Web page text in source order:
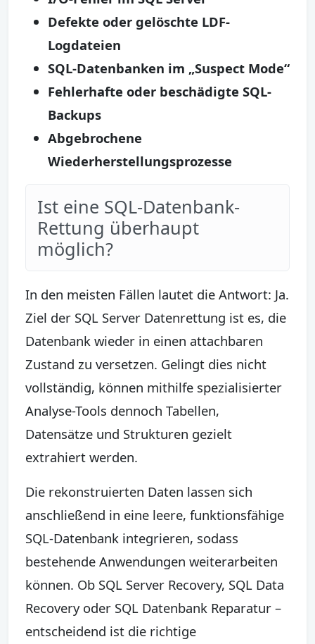
Defekte oder gelöschte LDF-
Logdateien
SQL-Datenbanken im „Suspect Mode“
Fehlerhafte oder beschädigte SQL-
Backups
Abgebrochene
Wiederherstellungsprozesse
Ist eine SQL-Datenbank-
Rettung überhaupt
möglich?
In den meisten Fällen lautet die Antwort: Ja.
Ziel der SQL Server Datenrettung ist es, die
Datenbank wieder in einen attachbaren
Zustand zu versetzen. Gelingt dies nicht
vollständig, können mithilfe spezialisierter
Analyse-Tools dennoch Tabellen,
Datensätze und Strukturen gezielt
extrahiert werden.
Die rekonstruierten Daten lassen sich
anschließend in eine leere, funktionsfähige
SQL-Datenbank integrieren, sodass
bestehende Anwendungen weiterarbeiten
können. Ob SQL Server Recovery, SQL Data
Recovery oder SQL Datenbank Reparatur –
entscheidend ist die richtige